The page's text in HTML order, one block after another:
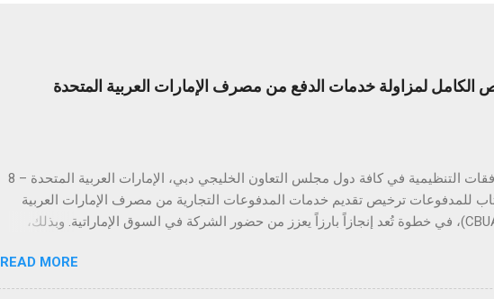
لمزاولة خدمات الدفع من مصرف الإمارات العربية المتحدة
لتستكمل بذلك الموافقات التنظيمية في كافة دول مجلس التعاون الخليجي دبي، الإمارات العربية المتحدة – 8
– مُنحت تاب للمدفوعات ترخيص تقديم خدمات المدفوعات التجارية من مصرف الإمارات العربية
المتحدة المركزي (CBUAE)، في خطوة تُعد إنجازاً بارزاً يعزز من حضور الشركة في السوق الإماراتية. وبذلك،
الإمارات العربية المتحدة السوق الأكبر إقليمياً في مجال التقنية المالية والمدفوعات، إذ تحتضن 184 شركة
الحيوي. ومع استكمال التراخيص في كلٍّ من السعودية، الكويت، قطر، البحرين، عُمان،
READ MORE »